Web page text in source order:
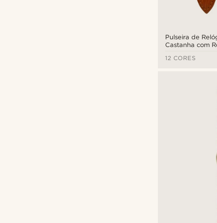
Pulseira de
Castanha com
mm - Libertação
12 CORES